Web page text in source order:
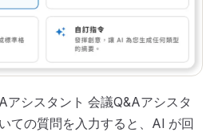
アシスタント 会議Q&Aアシスタ
ての質問を入力すると、AI が回